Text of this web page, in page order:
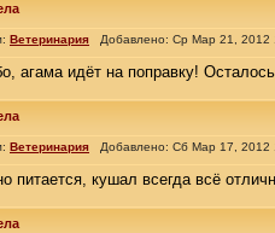
Ветеринария Добавлено: Ср Мар 21,
агама идёт на поправку!
Ветеринария Добавлено: Сб Мар 17,
питается, кушал всегда всё